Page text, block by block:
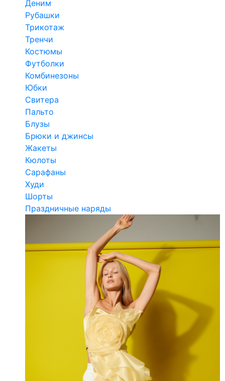
Деним
Рубашки
Трикотаж
Тренчи
Костюмы
Футболки
Комбинезоны
Юбки
Свитера
Пальто
Блузы
Брюки и джинсы
Жакеты
Кюлоты
Сарафаны
Худи
Шорты
Праздничные наряды